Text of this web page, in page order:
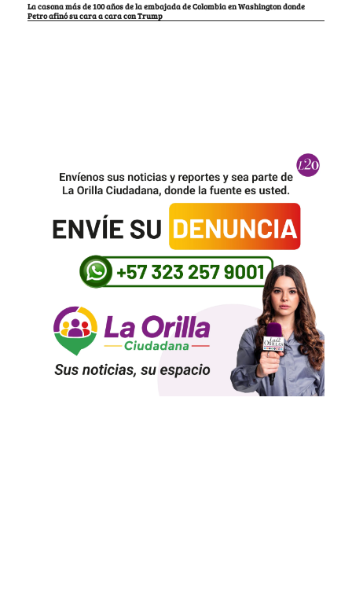
La casona más de 100 años de la embajada de Colombia en Washington donde
Petro afinó su cara a cara con Trump